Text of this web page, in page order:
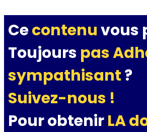
Cecontenuvous
Toujours pas
sympathisant?
Suivez-nous !
Pour obtenirLA